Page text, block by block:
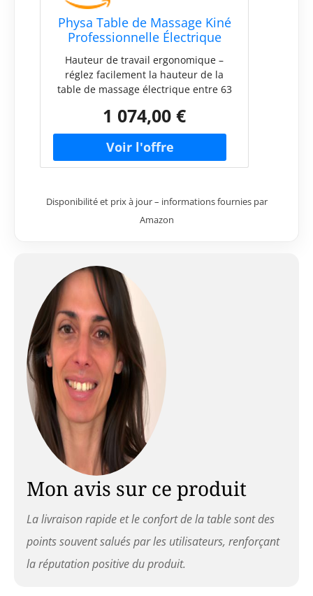
Physa Table de Massage Kiné
Professionnelle Électrique
Divine | Blanc (métal,
Rembourrage en
polyuréthane, Hauteur de la
Table 63-81cm, 197x70x63cm)
Hauteur de travail ergonomique –
réglez facilement la hauteur de la
table de massage électrique entre 63
Résilience à toute épreuve – avec une
capacité de charge de 200 kg, cette
table esthétique offre confort et
stabilité même lors d'utilisations
manière professionnelle et adaptez la
table de soins esthétiques grâce au
de massage pendant les soins Confort
garanti – des coussins en mousse
indéformable, recouverts de similicuir
facile à entretenir, assurent la détente
de vos clients même lors de soins
prolongés
1 074,00 €
Disponibilité et prix à jour – informations fournies par
Amazon
Mon avis sur ce produit
La livraison rapide et le confort de la table sont des
points souvent salués par les utilisateurs, renforçant
la réputation positive du produit.